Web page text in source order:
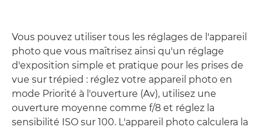
Vous pouvez utiliser tous les réglages de l'appareil
photo que vous maîtrisez ainsi qu'un réglage
d'exposition simple et pratique pour les prises de
vue sur trépied : réglez votre appareil photo en
mode Priorité à l'ouverture (Av), utilisez une
ouverture moyenne comme f/8 et réglez la
sensibilité ISO sur 100. L'appareil photo calculera la